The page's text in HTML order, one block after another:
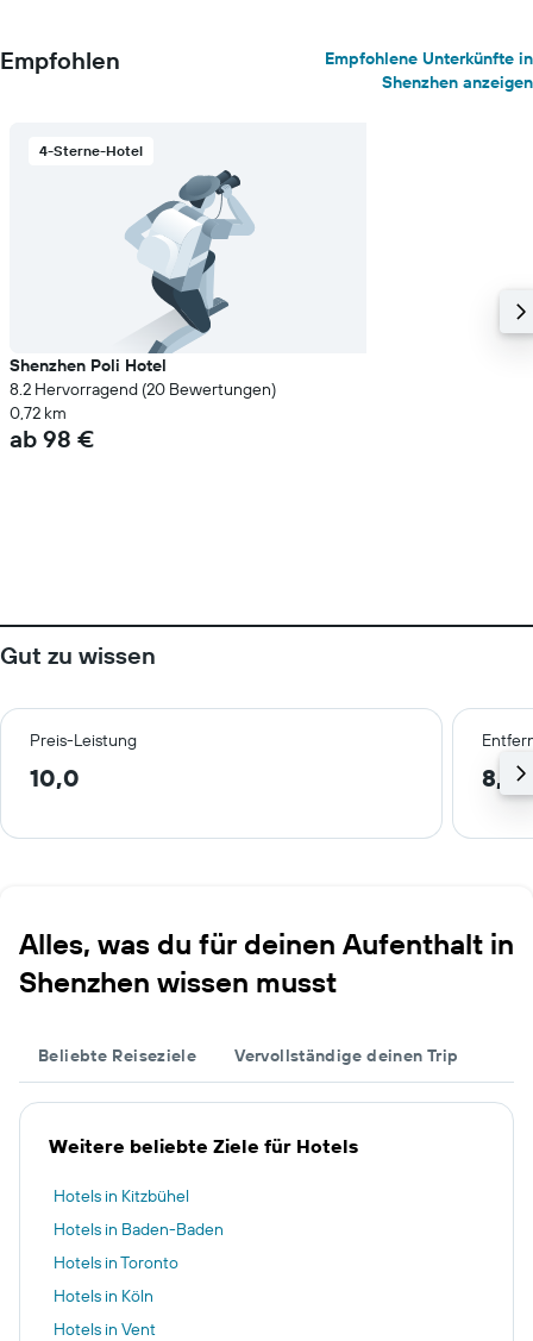
Empfohlen
Empfohlene Unterkünfte in
Shenzhen anzeigen
4-Sterne-Hotel
Shenzhen Poli Hotel
8.2 Hervorragend (20 Bewertungen)
0,72 km
ab 98 €
Gut zu wissen
Preis-Leistung
10,0 8,3
Alles, was du für deinen Aufenthalt in
Shenzhen wissen musst
Beliebte Reiseziele Vervollständige deinen Trip
Weitere beliebte Ziele für Hotels
Hotels in Kitzbühel
Hotels in Baden-Baden
Hotels in Toronto
Hotels in Köln
Hotels in Vent